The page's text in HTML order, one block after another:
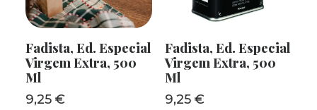
ADICIONAR
Fadista, Ed. Especial
Virgem Extra, 500
Ml
9,25 €
ADICIONAR
Fadista, Ed. Especial
Virgem Extra, 500
Ml
9,25 €